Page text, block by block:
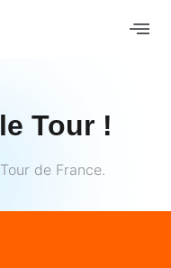
Tour !
de France.